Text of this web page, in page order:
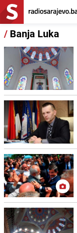
/ Banja Luka